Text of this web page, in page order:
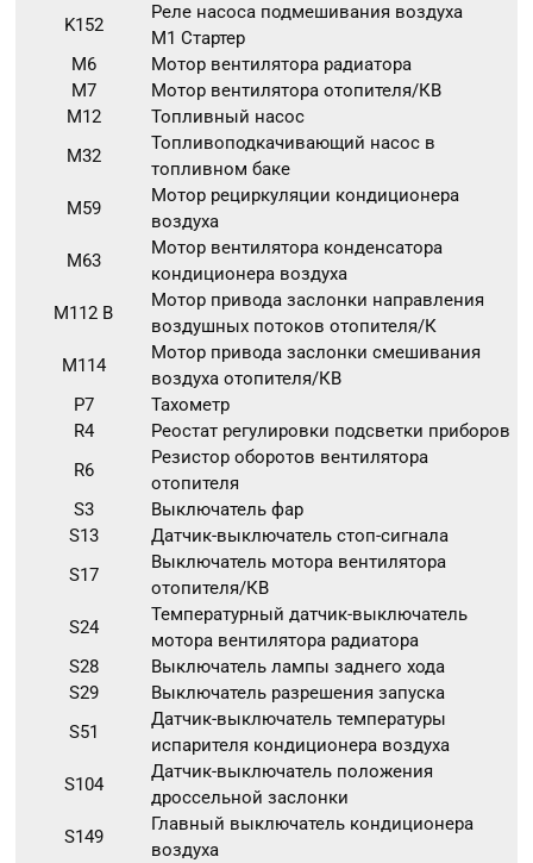
K152
Реле насоса подмешивания воздуха
M1 Стартер
M6
Мотор вентилятора радиатора
M7
Мотор вентилятора отопителя/КВ
M12
Топливный насос
M32
Топливоподкачивающий насос в
топливном баке
M59
Мотор рециркуляции кондиционера
воздуха
M63
Мотор вентилятора конденсатора
кондиционера воздуха
M112 В
Мотор привода заслонки направления
воздушных потоков отопителя/К
M114
Мотор привода заслонки смешивания
воздуха отопителя/КВ
P7
Тахометр
R4
Реостат регулировки подсветки приборов
R6
Резистор оборотов вентилятора
отопителя
S3
Выключатель фар
S13
Датчик-выключатель стоп-сигнала
S17
Выключатель мотора вентилятора
отопителя/КВ
S24
Температурный датчик-выключатель
мотора вентилятора радиатора
S28
Выключатель лампы заднего хода
S29
Выключатель разрешения запуска
S51
Датчик-выключатель температуры
испарителя кондиционера воздуха
S104
Датчик-выключатель положения
дроссельной заслонки
S149
Главный выключатель кондиционера
воздуха